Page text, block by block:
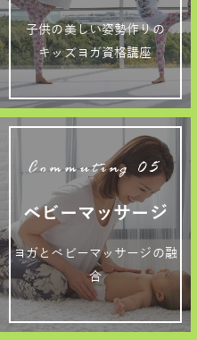
子供の美しい姿勢作りの
キッズヨガ資格講座
Commuting 05
ベビーマッサージ
ヨガとベビーマッサージの融
合